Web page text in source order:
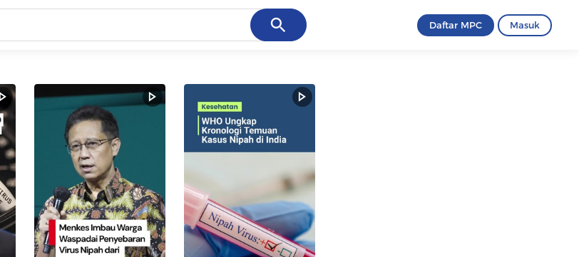
Cancel Daftar MPC Masuk